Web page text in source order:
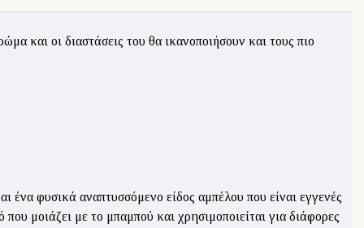
και οι διαστάσεις του θα ικανοποιήσουν και τους πιο
ένα φυσικά αναπτυσσόμενο είδος αμπέλου που είναι εγγενές
μοιάζει με το μπαμπού και χρησιμοποιείται για διάφορες